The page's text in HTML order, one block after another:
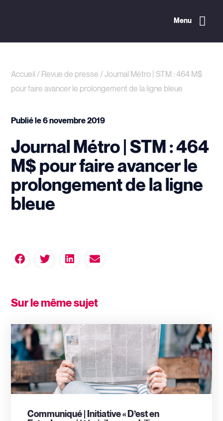
Menu
Accueil / Revue de presse /Journal Métro | STM : 464 M$
pour faire avancer le prolongement de la ligne bleue
Publié le6 novembre 2019
Journal Métro | STM : 464
M$ pour faire avancer le
prolongement de la ligne
bleue
Sur le même sujet
Communiqué | Initiative « D’est en